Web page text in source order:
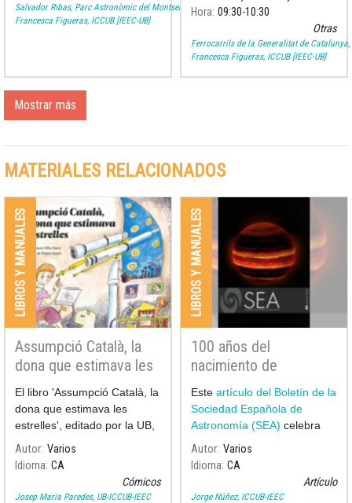
Salvador Ribas, Parc Astronòmic del Montsec
Francesca Figueras, ICCUB [IEEC-UB]
Mujeres y el Instituto de
bautizará un tren de la línea
B
Hora 09:30 10:30
Otras
Ferrocarrils de la Generalitat de Catalunya,
Francesca Figueras, ICCUB [IEEC-UB]
Mostrar más
MATERIALES RELACIONADOS
LIBROS Y MANUALES
Assumpció Català, la
dona que estimava les
estrelles
El libro 'Assumpció Català, la
dona que estimava les
estrelles', editado por la UB,
escrito por Ramon Dilla (UB)
e ilustrado por Pilarín Bayés,
recoge los momentos más
significativos de la vida y l
Autor Varios
Idioma CA
Cómicos
Josep Maria Paredes, UB-ICCUB-IEEC
LIBROS Y MANUALES
100 años del
nacimiento de
Assumpció Català y
Poch en el Boletín 53
de la Sociedad
Española de
Astronomía
Este artículo del Boletín de la
Sociedad Española de
Astronomía (SEA) celebra
los 100 años del nacimiento
Autor Varios
Idioma CA
Artículo
Jorge Núñez, ICCUB-IEEC